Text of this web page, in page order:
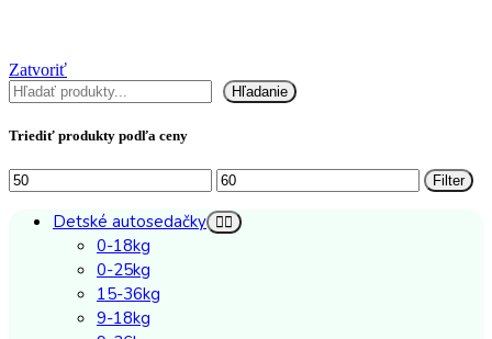
Zatvoriť
Hľadať
Hľadanie
Triediť produkty podľa ceny
Minimálna
cena
Maximálna
cena
Filter
Detské autosedačky
0-18kg
0-25kg
15-36kg
9-18kg